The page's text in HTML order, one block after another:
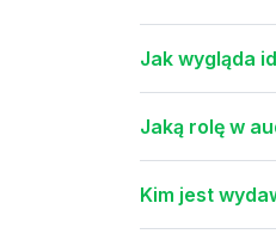
Jak wygląda
Jaką rolę w
Kim jest